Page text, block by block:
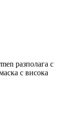
разполага с
с висока